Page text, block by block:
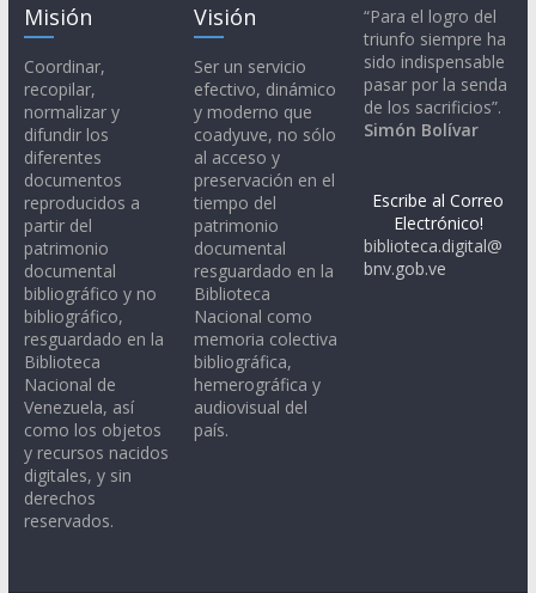
Misión
Coordinar,
recopilar,
normalizar y
difundir los
diferentes
documentos
reproducidos a
partir del
patrimonio
documental
bibliográfico y no
bibliográfico,
resguardado en la
Biblioteca
Nacional de
Venezuela, así
como los objetos
y recursos nacidos
digitales, y sin
derechos
reservados.
Visión
Ser un servicio
efectivo, dinámico
y moderno que
coadyuve, no sólo
al acceso y
preservación en el
tiempo del
patrimonio
documental
resguardado en la
Biblioteca
Nacional como
memoria colectiva
bibliográfica,
hemerográfica y
audiovisual del
país.
“Para el logro del
triunfo siempre ha
sido indispensable
pasar por la senda
de los sacrificios”.
Simón Bolívar
Escribe al Correo
Electrónico!
biblioteca.digital@
bnv.gob.ve